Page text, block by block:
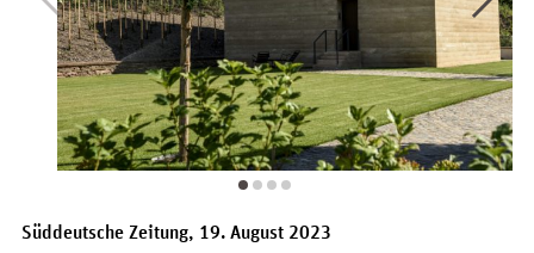
Süddeutsche Zeitung, 19. August 2023